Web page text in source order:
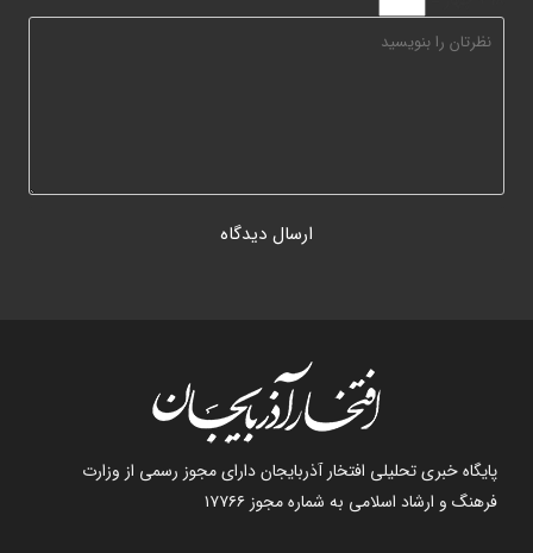
پایگاه خبری تحلیلی افتخار آذربایجان دارای مجوز رسمی از وزارت
فرهنگ و ارشاد اسلامی به شماره مجوز ۱۷۷۶۶